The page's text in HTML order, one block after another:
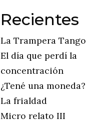
Recientes
La Trampera Tango
El día que perdí la
concentración
¿Tené una moneda?
La frialdad
Micro relato III